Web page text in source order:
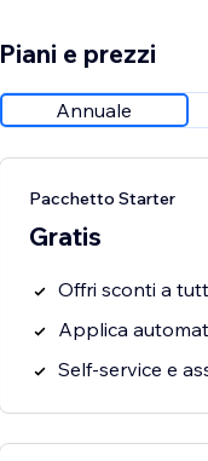
Piani e prezzi
Annuale
Pacchetto Starter
Gratis
Offri sconti a
Applica
Self-service e